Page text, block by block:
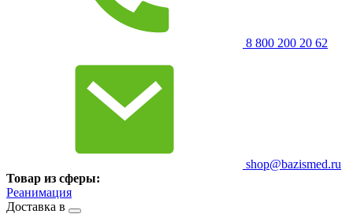
8 800 200 20 62
shop@bazismed.ru
Товар из сферы:
Реанимация
Доставка в